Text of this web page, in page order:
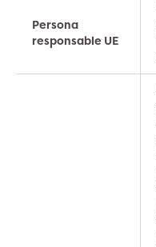
Persona
responsable UE